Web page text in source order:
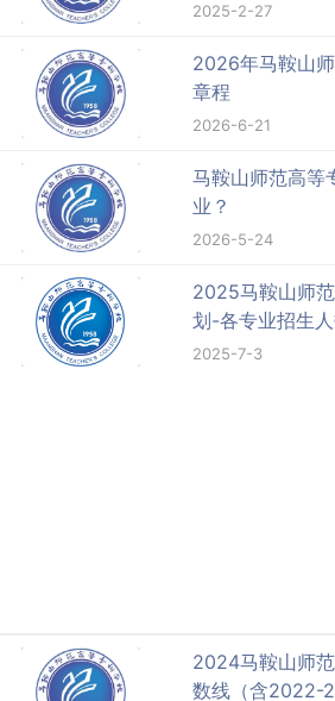
2025-2-27
2026年马鞍山
章程
2026-6-21
马鞍山师范高等
业？
2026-5-24
2025马鞍山师
划-各专业招生
2025-7-3
2024马鞍山师
数线（含2022-